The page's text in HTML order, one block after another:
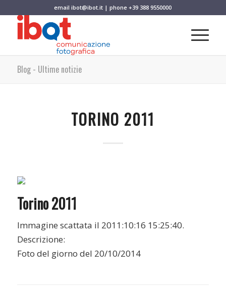
emailibot@ibot.it | phone+39 388 9550000
Blog - Ultime notizie
TORINO 2011
Torino 2011
Immagine scattata il 2011:10:16 15:25:40.
Descrizione:
Foto del giorno del 20/10/2014